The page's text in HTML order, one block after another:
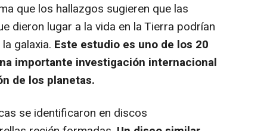
que los hallazgos sugieren que las
dieron lugar a la vida en la Tierra podrían
galaxia. Este estudio es uno de los 20
importante investigación internacional
de los planetas.
se identificaron en discos